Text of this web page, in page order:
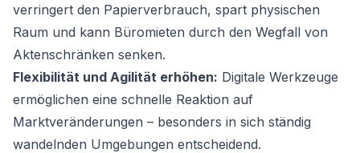
verringert den Papierverbrauch, spart physischen
Raum und kann Büromieten durch den Wegfall von
Aktenschränken senken.
Flexibilität und Agilität erhöhen: Digitale Werkzeuge
ermöglichen eine schnelle Reaktion auf
Marktveränderungen – besonders in sich ständig
wandelnden Umgebungen entscheidend.